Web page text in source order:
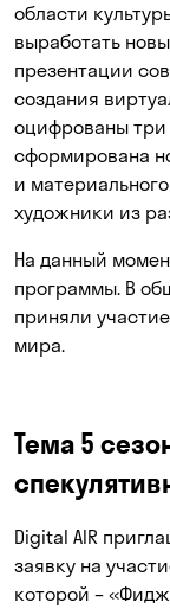
области
выработать
презентации
создания
оцифрованы три
сформирована
и
художники из
На данный
программы. В
приняли
мира.
Тема 5
Digital AIR
заявку на
которой –